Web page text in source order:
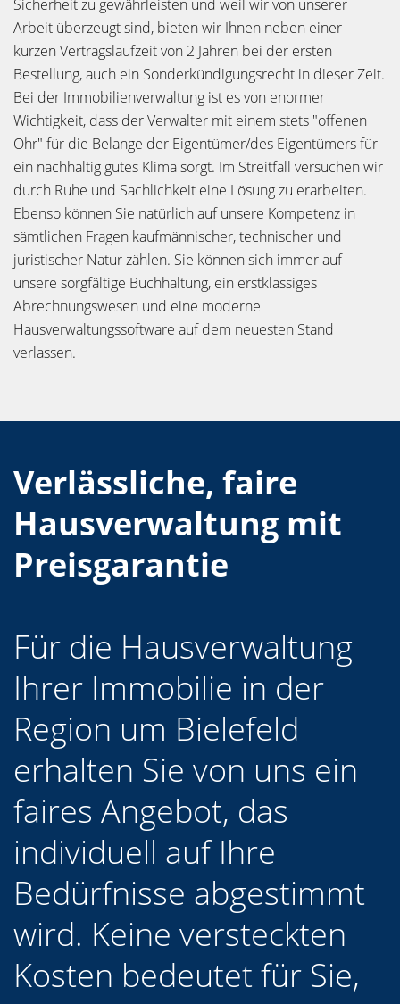
Sicherheit zu gewährleisten und weil wir von unserer
Arbeit überzeugt sind, bieten wir Ihnen neben einer
kurzen Vertragslaufzeit von 2 Jahren bei der ersten
Bestellung, auch ein Sonderkündigungsrecht in dieser Zeit.
Bei der Immobilienverwaltung ist es von enormer
Wichtigkeit, dass der Verwalter mit einem stets "offenen
Ohr" für die Belange der Eigentümer/des Eigentümers für
ein nachhaltig gutes Klima sorgt. Im Streitfall versuchen wir
durch Ruhe und Sachlichkeit eine Lösung zu erarbeiten.
Ebenso können Sie natürlich auf unsere Kompetenz in
sämtlichen Fragen kaufmännischer, technischer und
juristischer Natur zählen. Sie können sich immer auf
unsere sorgfältige Buchhaltung, ein erstklassiges
Abrechnungswesen und eine moderne
Hausverwaltungssoftware auf dem neuesten Stand
verlassen.
Verlässliche, faire
Hausverwaltung mit
Preisgarantie
Für die Hausverwaltung
Ihrer Immobilie in der
Region um Bielefeld
erhalten Sie von uns ein
faires Angebot, das
individuell auf Ihre
Bedürfnisse abgestimmt
wird. Keine versteckten
Kosten bedeutet für Sie,